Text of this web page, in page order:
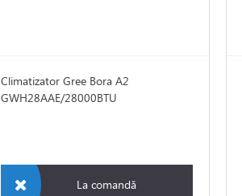
Climatizator Gree Bora A2
GWH28AAE/28000BTU
La comandă